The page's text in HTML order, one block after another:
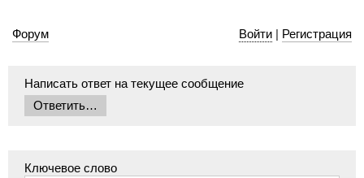
Форум Войти| Регистрация
Написать ответ на текущее сообщение
Ключевое слово